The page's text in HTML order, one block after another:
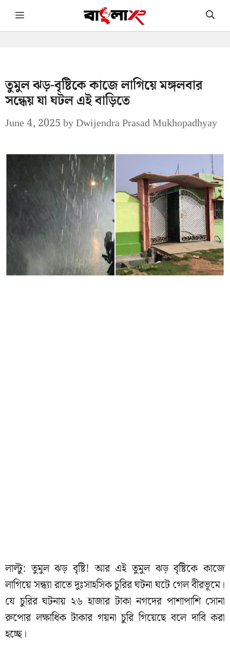
Skip Menu
তুমুল ঝড়-বৃষ্টিকে কাজে লাগিয়ে মঙ্গলবার
সন্ধেয় যা ঘটল এই বাড়িতে
June 4, 2025byDwijendra Prasad Mukhopadhyay
লাল্টু: তুমুল ঝড় বৃষ্টি! আর এই তুমুল ঝড় বৃষ্টিকে কাজে
লাগিয়ে সন্ধ্যা রাতে দুঃসাহসিক চুরির ঘটনা ঘটে গেল বীরভূমে।
যে চুরির ঘটনায় ২৬ হাজার টাকা নগদের পাশাপাশি সোনা
রুপোর লক্ষাধিক টাকার গয়না চুরি গিয়েছে বলে দাবি করা
হচ্ছে।